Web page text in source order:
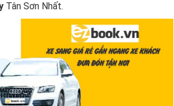
Tân Sơn Nhất.